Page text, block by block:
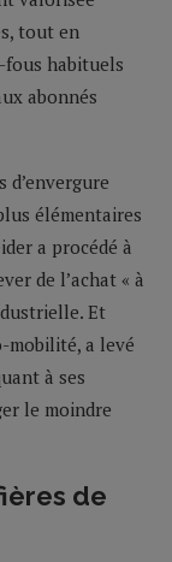
tout en
fous habituels
abonnés
élémentaires
a procédé à
de l’achat « à
Et
mobilité, a levé
à ses
le moindre
de